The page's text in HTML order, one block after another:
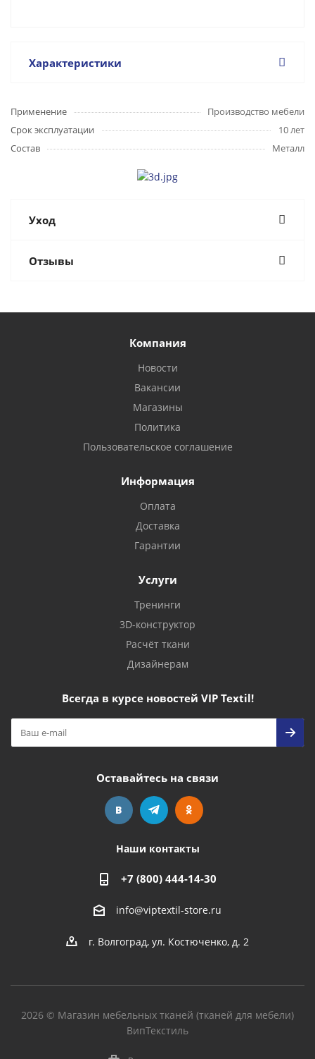
Характеристики
Применение
Производство мебели
Срок эксплуатации
10 лет
Состав
Металл
Уход
Отзывы
Компания
Новости
Вакансии
Магазины
Политика
Пользовательское соглашение
Информация
Оплата
Доставка
Гарантии
Услуги
Тренинги
3D-конструктор
Расчёт ткани
Дизайнерам
Всегда в курсе новостей VIP Textil!
Оставайтесь на связи
Наши контакты
+7 (800) 444-14-30
info@viptextil-store.ru
г. Волгоград, ул. Костюченко, д. 2
2026 © Магазин мебельных тканей (тканей для мебели)
ВипТекстиль